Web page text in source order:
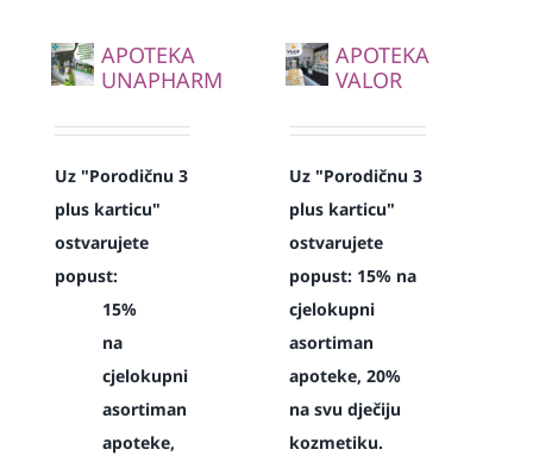
APOTEKA
UNAPHARM
Uz "Porodičnu 3
plus karticu"
ostvarujete
popust:
15%
na
cjelokupni
asortiman
apoteke,
APOTEKA
VALOR
Uz "Porodičnu 3
plus karticu"
ostvarujete
popust: 15% na
cjelokupni
asortiman
apoteke, 20%
na svu dječiju
kozmetiku.